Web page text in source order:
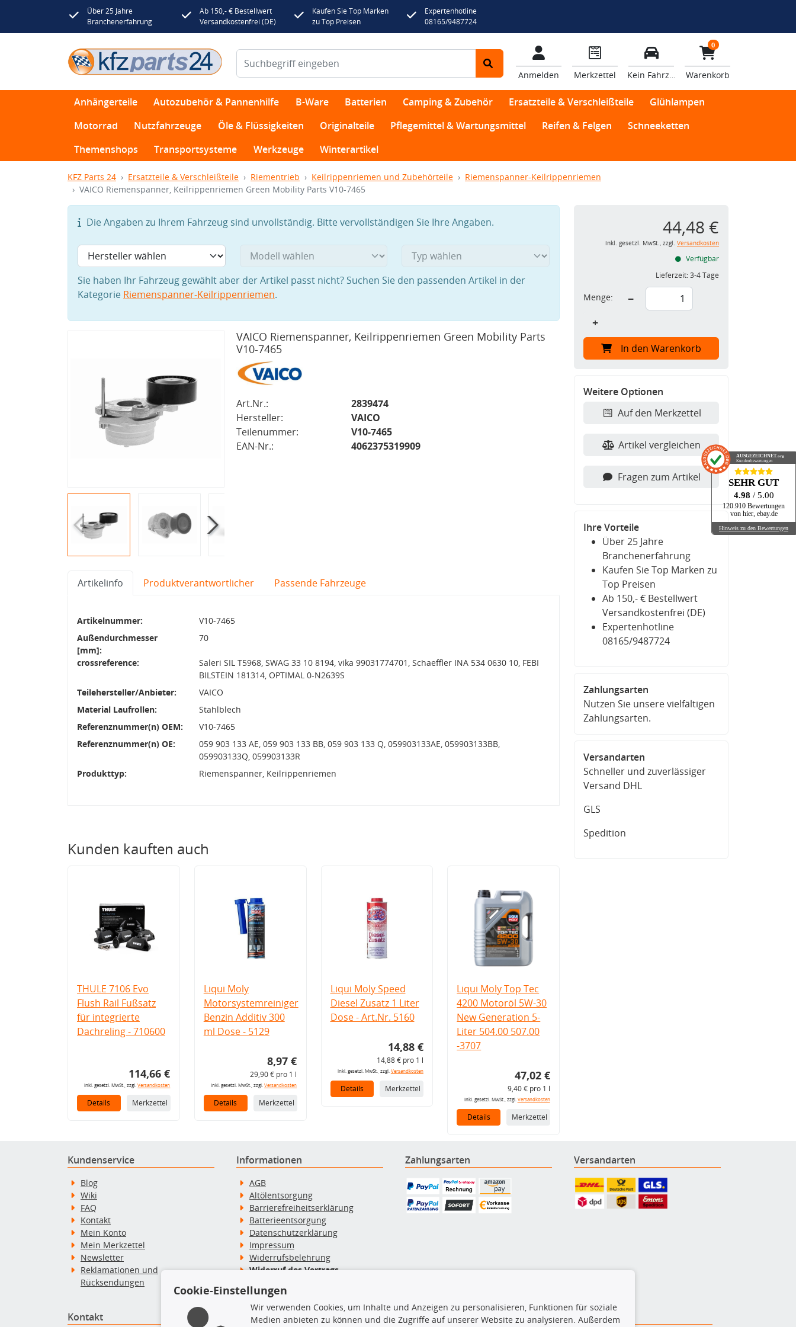
Über 25 Jahre
Branchenerfahrung
Ab 150,- € Bestellwert
Versandkostenfrei (DE)
Kaufen Sie Top Marken
zu Top Preisen
Expertenhotline
08165/9487724
Anmelden Merkzettel Kein Fahrzeug
0
Warenkorb
Anhängerteile Autozubehör & Pannenhilfe B-Ware Batterien Camping & Zubehör Ersatzteile & Verschleißteile
Glühlampen
Motorrad
Nutzfahrzeuge Öle & Flüssigkeiten Originalteile Pflegemittel & Wartungsmittel Reifen & Felgen
Schneeketten
Themenshops
Transportsysteme Werkzeuge Winterartikel
KFZ Parts 24 Ersatzteile & Verschleißteile Riementrieb Keilrippenriemen und Zubehörteile
Riemenspanner-Keilrippenriemen
VAICO Riemenspanner, Keilrippenriemen Green Mobility Parts V10-7465
Die Angaben zu Ihrem Fahrzeug sind unvollständig. Bitte vervollständigen Sie Ihre Angaben.
Sie haben Ihr Fahrzeug gewählt aber der Artikel passt nicht? Suchen Sie den passenden Artikel in der
Kategorie Riemenspanner-Keilrippenriemen.
VAICO Riemenspanner, Keilrippenriemen Green Mobility Parts
V10-7465
Art.Nr.:
2839474
Hersteller:
VAICO
Teilenummer:
V10-7465
EAN-Nr.:
4062375319909
Artikelinfo Produktverantwortlicher Passende Fahrzeuge
Artikelnummer:
V10-7465
Außendurchmesser
[mm]:
70
crossreference:
Saleri SIL T5968, SWAG 33 10 8194, vika 99031774701, Schaeffler INA 534 0630 10, FEBI
BILSTEIN 181314, OPTIMAL 0-N2639S
Teilehersteller/Anbieter:
VAICO
Material Laufrollen:
Stahlblech
Referenznummer(n) OEM:
V10-7465
Referenznummer(n) OE:
059 903 133 AE, 059 903 133 BB, 059 903 133 Q, 059903133AE, 059903133BB,
059903133Q, 059903133R
Produkttyp:
Riemenspanner, Keilrippenriemen
Kunden kauften auch
THULE 7106 Evo
Flush Rail Fußsatz
für integrierte
Dachreling - 710600
114,66 €
inkl. gesetzl. MwSt., zzgl.Versandkosten
Details Merkzettel
Liqui Moly
Motorsystemreiniger
Benzin Additiv 300
ml Dose - 5129
8,97 €
29,90 € pro 1 l
inkl. gesetzl. MwSt., zzgl.Versandkosten
Details Merkzettel
Liqui Moly Speed
Diesel Zusatz 1 Liter
Dose - Art.Nr. 5160
14,88 €
14,88 € pro 1 l
inkl. gesetzl. MwSt., zzgl. Versandkosten
Details Merkzettel
Liqui Moly Top Tec
4200 Motoröl 5W-30
New Generation 5-
Liter 504.00 507.00
-3707
47,02 €
9,40 € pro 1 l
inkl. gesetzl. MwSt., zzgl. Versandkosten
Details Merkzettel
44,48 €
inkl. gesetzl. MwSt., zzgl. Versandkosten
Verfügbar
Lieferzeit:3-4 Tage
Menge:
−
+
In den Warenkorb
Weitere Optionen
Auf den Merkzettel
Artikel vergleichen
Fragen zum Artikel
Ihre Vorteile
Über 25 Jahre
Branchenerfahrung
Kaufen Sie Top Marken zu
Top Preisen
Ab 150,- € Bestellwert
Versandkostenfrei (DE)
Expertenhotline
08165/9487724
Zahlungsarten
Nutzen Sie unsere vielfältigen
Zahlungsarten.
Versandarten
Schneller und zuverlässiger
Versand DHL
GLS
Spedition
Kundenservice
Blog
Wiki
FAQ
Kontakt
Mein Konto
Mein Merkzettel
Newsletter
Reklamationen und
Rücksendungen
Informationen
AGB
Altölentsorgung
Barrierefreiheitserklärung
Batterieentsorgung
Datenschutzerklärung
Impressum
Widerrufsbelehrung
Widerruf des Vertrags
Zahlungsarten Versandarten
Kontakt Top Produkte TecDoc Inside
Cookie-Einstellungen
Wir verwenden Cookies, um Inhalte und Anzeigen zu personalisieren, Funktionen für soziale
Medien anbieten zu können und die Zugriffe auf unserer Website zu analysieren. Außerdem
AUSGEZEICHNET .org
Kundenbewertungen
SEHR GUT
4.98 / 5.00
120.910 Bewertungen
von hier, ebay.de
Hinweis zu den Bewertungen